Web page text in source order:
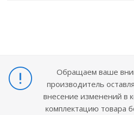
Обращаем ваше
производитель
внесение изменений в
комплектацию товара